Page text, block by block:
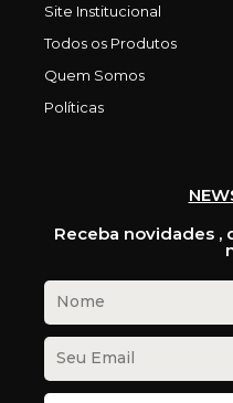
Site Institucional
Todos os Produtos
Quem Somos
Políticas
Receba novidades ,